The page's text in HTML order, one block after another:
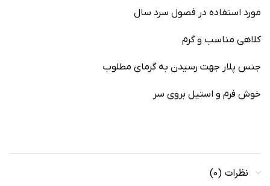
مورد استفاده در فصول سرد سال
کلاهی مناسب و گرم
جنس پلار جهت رسیدن به گرمای مطلوب
خوش فرم و استیل بروی سر
نظرات (0)